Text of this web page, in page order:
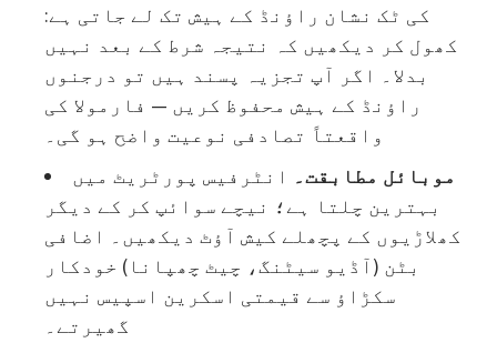
کی ٹک نشان راؤنڈ کے ہیش تک لے جاتی ہے:
کھول کر دیکھیں کہ نتیجہ شرط کے بعد نہیں
بدلا۔ اگر آپ تجزیہ پسند ہیں تو درجنوں
راؤنڈ کے ہیش محفوظ کریں — فارمولا کی
واقعتاً تصادفی نوعیت واضح ہو گی۔
موبائل مطابقت۔ انٹرفیس پورٹریٹ میں
بہترین چلتا ہے؛ نیچے سوائپ کر کے دیگر
کھلاڑیوں کے پچھلے کیش آؤٹ دیکھیں۔ اضافی
بٹن (آڈیو سیٹنگ، چیٹ چھپانا) خودکار
سکڑاؤ سے قیمتی اسکرین اسپیس نہیں
گھیرتے۔